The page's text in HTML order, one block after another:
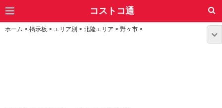
コストコ通
ホーム > 掲示板 > エリア別 > 北陸エリア > 野々市 >